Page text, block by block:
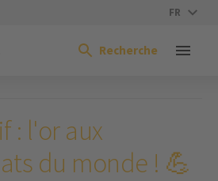
FR
Recherche
: l'or aux
du monde ! 💪